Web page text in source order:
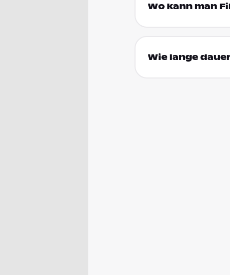
Wo kann man
Wie lange